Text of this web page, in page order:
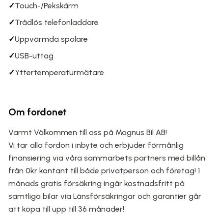
✓Touch-/Pekskärm
✓Trådlös telefonladdare
✓Uppvärmda spolare
✓USB-uttag
✓Yttertemperaturmätare
Om fordonet
Varmt Välkommen till oss på Magnus Bil AB!
Vi tar alla fordon i inbyte och erbjuder förmånlig
finansiering via våra sammarbets partners med billån
från 0kr kontant till både privatperson och företag! 1
månads gratis försäkring ingår kostnadsfritt på
samtliga bilar via Länsförsäkringar och garantier går
att köpa till upp till 36 månader!